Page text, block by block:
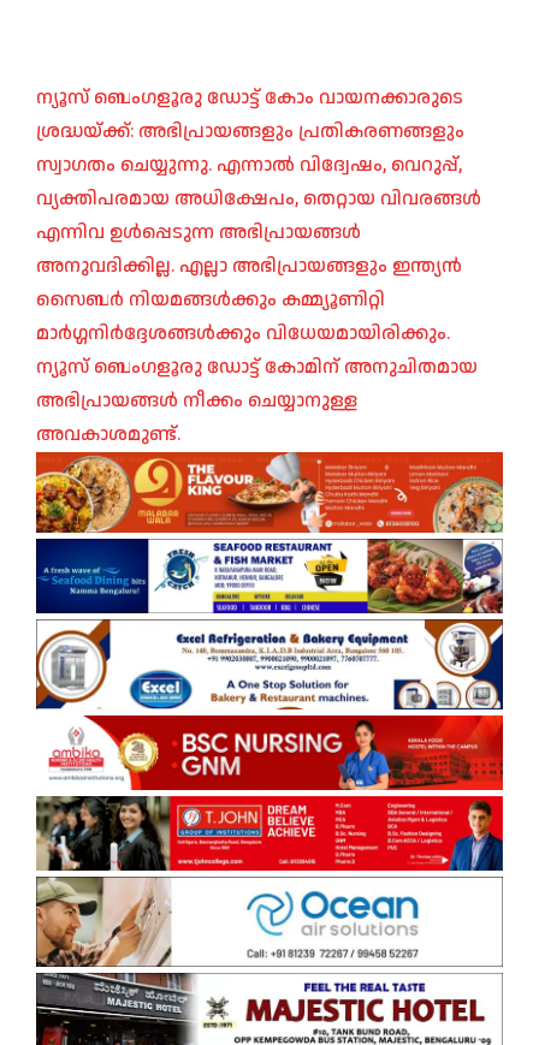
ന്യൂസ് ബെംഗളൂരു ഡോട്ട് കോം വായനക്കാരുടെ
ശ്രദ്ധയ്ക്ക്: അഭിപ്രായങ്ങളും പ്രതികരണങ്ങളും
സ്വാഗതം ചെയ്യുന്നു. എന്നാൽ വിദ്വേഷം, വെറുപ്പ്,
വ്യക്തിപരമായ അധിക്ഷേപം, തെറ്റായ വിവരങ്ങൾ
എന്നിവ ഉൾപ്പെടുന്ന അഭിപ്രായങ്ങൾ
അനുവദിക്കില്ല. എല്ലാ അഭിപ്രായങ്ങളും ഇന്ത്യൻ
സൈബർ നിയമങ്ങൾക്കും കമ്മ്യൂണിറ്റി
മാർഗ്ഗനിർദ്ദേശങ്ങൾക്കും വിധേയമായിരിക്കും.
ന്യൂസ് ബെംഗളൂരു ഡോട്ട് കോമിന് അനുചിതമായ
അഭിപ്രായങ്ങൾ നീക്കം ചെയ്യാനുള്ള
അവകാശമുണ്ട്.